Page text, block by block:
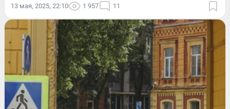
13 мая, 2025, 22:10 1 957 11